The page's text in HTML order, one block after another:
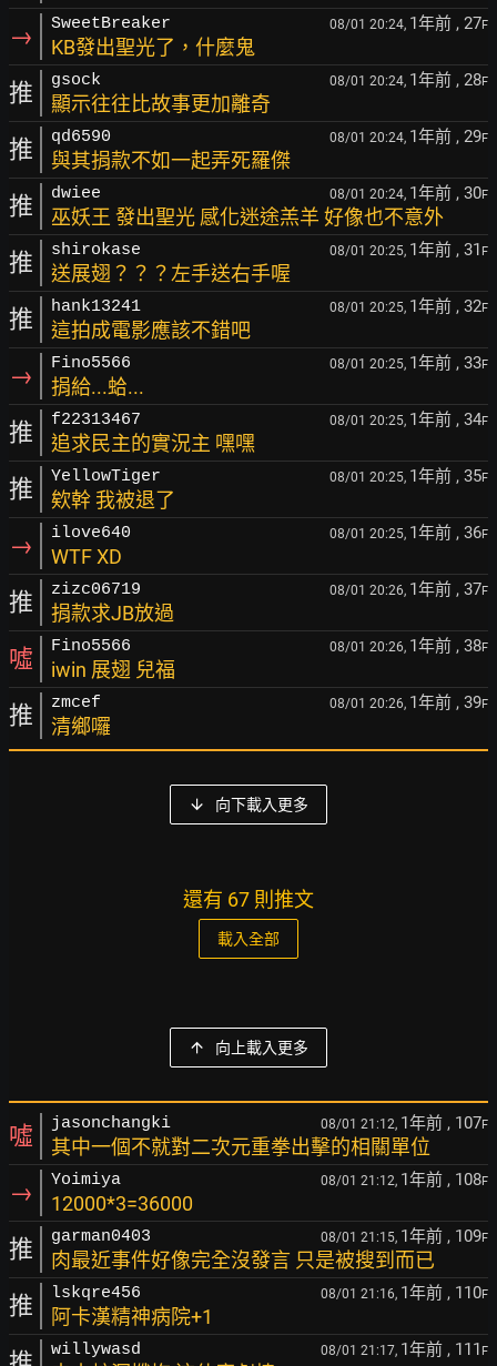
→ SweetBreaker 08/01 20:24, 1年前 , 27F
KB發出聖光了，什麼鬼
推 gsock 08/01 20:24, 1年前 , 28F
顯示往往比故事更加離奇
推 qd6590 08/01 20:24, 1年前 , 29F
與其捐款不如一起弄死羅傑
推 dwiee 08/01 20:24, 1年前 , 30F
巫妖王 發出聖光 感化迷途羔羊 好像也不意外
推 shirokase 08/01 20:25, 1年前 , 31 F
送展翅？？？左手送右手喔
推 hank13241 08/01 20:25, 1年前 , 32F
這拍成電影應該不錯吧
→ Fino5566 08/01 20:25, 1年前 , 33F
捐給...蛤...
推 f22313467 08/01 20:25, 1年前 , 34F
追求民主的實況主 嘿嘿
推 YellowTiger 08/01 20:25, 1年前 , 35F
欸幹 我被退了
→ ilove640 08/01 20:25, 1年前 , 36F
WTF XD
推 zizc06719 08/01 20:26, 1年前 , 37F
捐款求JB放過
噓 Fino5566 08/01 20:26, 1年前 , 38F
iwin 展翅 兒福
推 zmcef 08/01 20:26, 1年前 , 39F
清鄉囉
向下載入更多
還有 67 則推文
載入全部
向上載入更多
噓 jasonchangki 08/01 21:12, 1年前 , 107F
其中一個不就對二次元重拳出擊的相關單位
→ Yoimiya 08/01 21:12, 1年前 , 108F
12000*3=36000
推 garman0403 08/01 21:15, 1年前 , 109F
肉最近事件好像完全沒發言 只是被搜到而已
推 lskqre456 08/01 21:16, 1年前 , 110F
阿卡漢精神病院+1
willywasd 08/01 21:17, 1年前 , 111 F